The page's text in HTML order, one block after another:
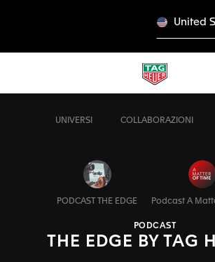
United
UNIVERSI COLLABORAZIONI
PODCAST THE EDGE Podcast A
PODCAST
THE EDGE BY TAG